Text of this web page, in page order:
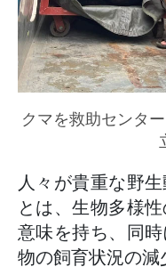
クマを救助センタ
人々が貴重な野
とは、生物多様
意味を持ち、同
物の飼育状況の減